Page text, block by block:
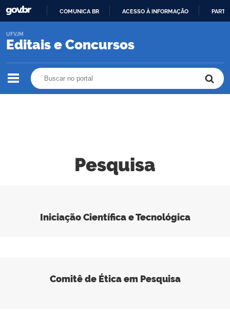
O
COMUNICA BR ACESSO À INFORMAÇÃO
Editais e Concursos
UFVJM
Pesquisa
Iniciação Científica e Tecnológica
Comitê de Ética em Pesquisa